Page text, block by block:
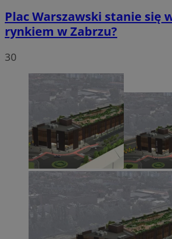
Plac Warszawski stanie się
rynkiem w Zabrzu?
30
Niezbędne
Niezbędne pliki cookie umożliwiają
podstawowych funkcji strony
logowanie użytkownika i zarządzanie
niezbędnych plików cookie nie można
korzystać ze strony internetowej.
Nazwa
SessID
QeSessID